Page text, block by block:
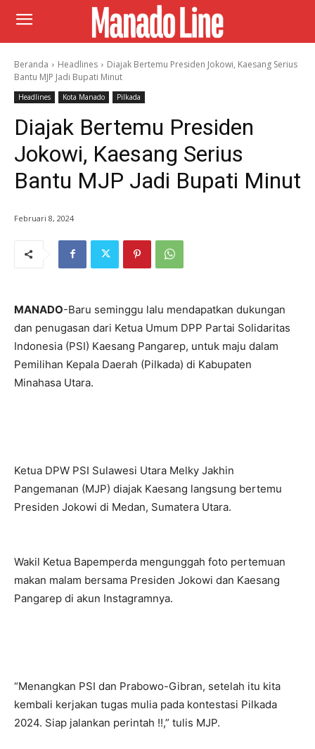
Beranda Headlines
Diajak Bertemu Presiden Jokowi, Kaesang Serius
Bantu MJP Jadi Bupati Minut
Headlines Kota Manado Pilkada
Diajak Bertemu Presiden
Jokowi, Kaesang Serius
Bantu MJP Jadi Bupati Minut
Februari 8, 2024
MANADO-Baru seminggu lalu mendapatkan dukungan
dan penugasan dari Ketua Umum DPP Partai Solidaritas
Indonesia (PSI) Kaesang Pangarep, untuk maju dalam
Pemilihan Kepala Daerah (Pilkada) di Kabupaten
Minahasa Utara.
Ketua DPW PSI Sulawesi Utara Melky Jakhin
Pangemanan (MJP) diajak Kaesang langsung bertemu
Presiden Jokowi di Medan, Sumatera Utara.
Wakil Ketua Bapemperda mengunggah foto pertemuan
makan malam bersama Presiden Jokowi dan Kaesang
Pangarep di akun Instagramnya.
“Menangkan PSI dan Prabowo-Gibran, setelah itu kita
kembali kerjakan tugas mulia pada kontestasi Pilkada
2024. Siap jalankan perintah !!,” tulis MJP.